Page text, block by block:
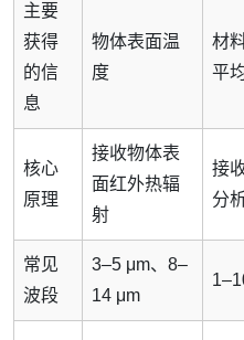
主要
获得
的信
息
物体表面温
度
材
平
核心
原理
接收物体表
面红外热辐
射
接
分
常见
波段
3–5 μm、8–
14 μm